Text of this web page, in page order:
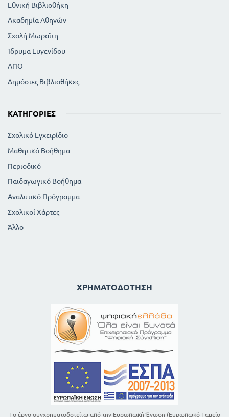
Εθνική Βιβλιοθήκη
Ακαδημία Αθηνών
Σχολή Μωραϊτη
Ίδρυμα Ευγενίδου
ΑΠΘ
Δημόσιες Βιβλιοθήκες
ΚΑΤΗΓΟΡΊΕΣ
Σχολικό Εγχειρίδιο
Μαθητικό Βοήθημα
Περιοδικό
Παιδαγωγικό Βοήθημα
Αναλυτικό Πρόγραμμα
Σχολικοί Χάρτες
Άλλο
ΧΡΗΜΑΤΟΔΌΤΗΣΗ
Το έργο συγχρηματοδοτείται από την Ευρωπαϊκή Ένωση (Ευρωπαϊκό Ταμείο